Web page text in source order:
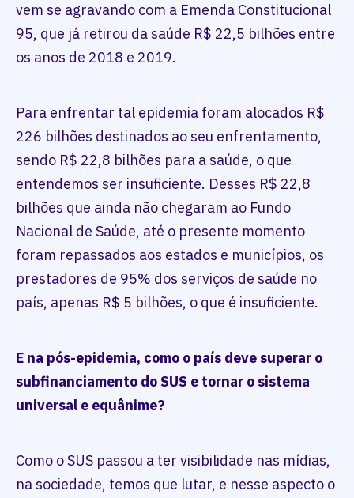
vem se agravando com a Emenda Constitucional
95, que já retirou da saúde R$ 22,5 bilhões entre
os anos de 2018 e 2019.
Para enfrentar tal epidemia foram alocados R$
226 bilhões destinados ao seu enfrentamento,
sendo R$ 22,8 bilhões para a saúde, o que
entendemos ser insuficiente. Desses R$ 22,8
bilhões que ainda não chegaram ao Fundo
Nacional de Saúde, até o presente momento
foram repassados aos estados e municípios, os
prestadores de 95% dos serviços de saúde no
país, apenas R$ 5 bilhões, o que é insuficiente.
E na pós-epidemia, como o país deve superar o
subfinanciamento do SUS e tornar o sistema
universal e equânime?
Como o SUS passou a ter visibilidade nas mídias,
na sociedade, temos que lutar, e nesse aspecto o